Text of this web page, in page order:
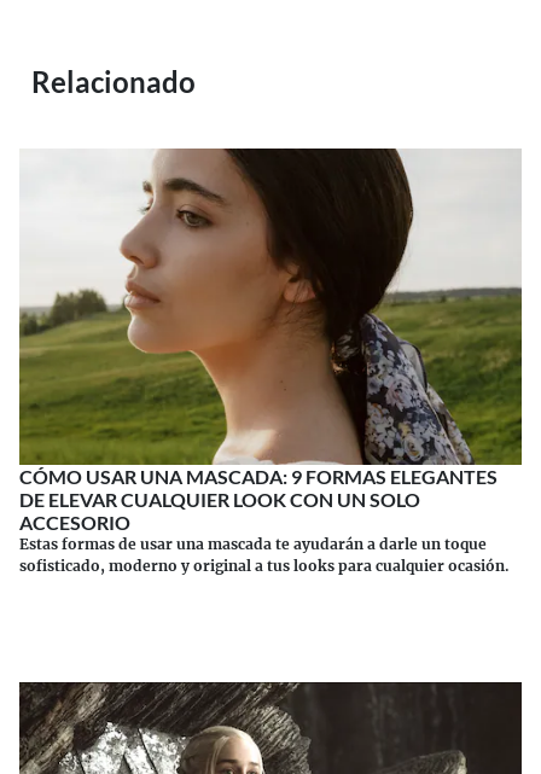
Relacionado
CÓMO USAR UNA MASCADA: 9 FORMAS ELEGANTES
DE ELEVAR CUALQUIER LOOK CON UN SOLO
ACCESORIO
Estas formas de usar una mascada te ayudarán a darle un toque
sofisticado, moderno y original a tus looks para cualquier ocasión.